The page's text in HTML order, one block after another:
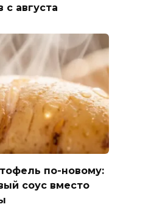
с августа
по-новому:
соус вместо